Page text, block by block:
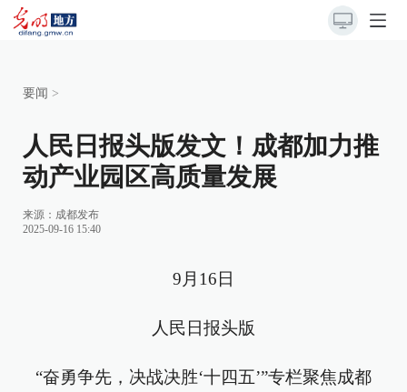
要闻 >
人民日报头版发文！成都加力推
动产业园区高质量发展
来源： 成都发布
2025-09-16 15:40
9月16日
人民日报头版
“奋勇争先，决战决胜‘十四五’”专栏聚焦成都